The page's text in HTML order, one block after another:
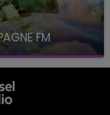
FM
à 8H10